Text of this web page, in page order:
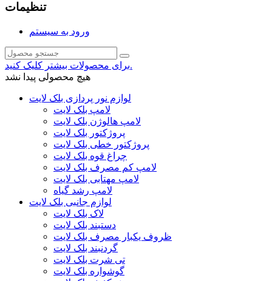
تنظیمات
ورود به سیستم
برای محصولات بیشتر کلیک کنید.
هیچ محصولی پیدا نشد
لوازم نور پردازی بلک لایت
لامپ بلک لایت
لامپ هالوژن بلک لایت
پروژکتور بلک لایت
پروژکتور خطی بلک لایت
چراغ قوه بلک لایت
لامپ کم مصرف بلک لایت
لامپ مهتابی بلک لایت
لامپ رشد گیاه
لوازم جانبی بلک لایت
لاک بلک لایت
دستبند بلک لایت
ظروف یکبار مصرف بلک لایت
گردنبند بلک لایت
تی شرت بلک لایت
گوشواره بلک لایت